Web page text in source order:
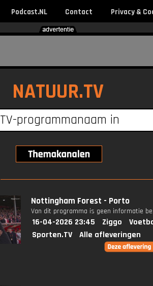
Podcast.NL Contact Privacy &
NATUUR.TV
Nottingham Forest - Porto
Van dit programma is geen informatie
16-04-2026 23:45 Ziggo
Sporten.TV
Alle afleveringen